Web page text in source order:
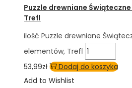
Puzzle drewniane
Trefl
ilość Puzzle drewniane
elementów, Trefl
53,99zł
Dodaj do koszyka
Add to Wishlist